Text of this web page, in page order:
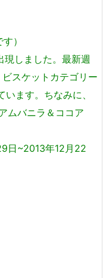
）
現しました。最新週
スケットカテゴリー
ます。ちなみに、
ムバニラ＆ココア
日~2013年12月22